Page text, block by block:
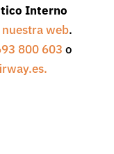
Interno
nuestra web.
800 603 o